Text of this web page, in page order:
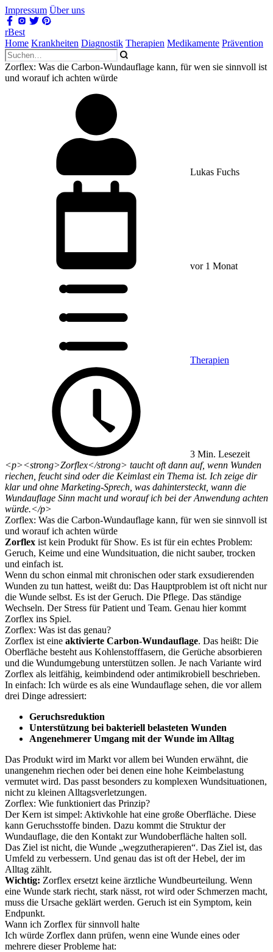
Impressum Über uns
rBest
Home Krankheiten Diagnostik Therapien Medikamente Prävention
Zorflex: Was die Carbon-Wundauflage kann, für wen sie sinnvoll ist
und worauf ich achten würde
Lukas Fuchs
vor 1 Monat
Therapien
3 Min. Lesezeit
<p><strong>Zorflex</strong> taucht oft dann auf, wenn Wunden
riechen, feucht sind oder die Keimlast ein Thema ist. Ich zeige dir
klar und ohne Marketing-Sprech, was dahintersteckt, wann die
Wundauflage Sinn macht und worauf ich bei der Anwendung achten
würde.</p>
Zorflex: Was die Carbon-Wundauflage kann, für wen sie sinnvoll ist
und worauf ich achten würde
Zorflex ist kein Produkt für Show. Es ist für ein echtes Problem:
Geruch, Keime und eine Wundsituation, die nicht sauber, trocken
und einfach ist.
Wenn du schon einmal mit chronischen oder stark exsudierenden
Wunden zu tun hattest, weißt du: Das Hauptproblem ist oft nicht nur
die Wunde selbst. Es ist der Geruch. Die Pflege. Das ständige
Wechseln. Der Stress für Patient und Team. Genau hier kommt
Zorflex ins Spiel.
Zorflex: Was ist das genau?
Zorflex ist eine aktivierte Carbon-Wundauflage. Das heißt: Die
Oberfläche besteht aus Kohlenstofffasern, die Gerüche absorbieren
und die Wundumgebung unterstützen sollen. Je nach Variante wird
Zorflex als leitfähig, keimbindend oder antimikrobiell beschrieben.
In einfach: Ich würde es als eine Wundauflage sehen, die vor allem
drei Dinge adressiert:
Geruchsreduktion
Unterstützung bei bakteriell belasteten Wunden
Angenehmerer Umgang mit der Wunde im Alltag
Das Produkt wird im Markt vor allem bei Wunden erwähnt, die
unangenehm riechen oder bei denen eine hohe Keimbelastung
vermutet wird. Das passt besonders zu komplexen Wundsituationen,
nicht zu kleinen Alltagsverletzungen.
Zorflex: Wie funktioniert das Prinzip?
Der Kern ist simpel: Aktivkohle hat eine große Oberfläche. Diese
kann Geruchsstoffe binden. Dazu kommt die Struktur der
Wundauflage, die den Kontakt zur Wundoberfläche halten soll.
Das Ziel ist nicht, die Wunde „wegzutherapieren“. Das Ziel ist, das
Umfeld zu verbessern. Und genau das ist oft der Hebel, der im
Alltag zählt.
Wichtig: Zorflex ersetzt keine ärztliche Wundbeurteilung. Wenn
eine Wunde stark riecht, stark nässt, rot wird oder Schmerzen macht,
muss die Ursache geklärt werden. Geruch ist ein Symptom, kein
Endpunkt.
Wann ich Zorflex für sinnvoll halte
Ich würde Zorflex dann prüfen, wenn eine Wunde eines oder
mehrere dieser Probleme hat: